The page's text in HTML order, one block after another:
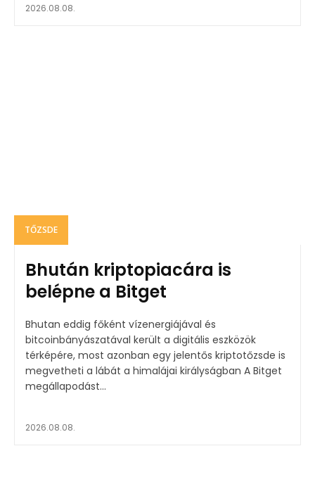
2026.08.08.
TŐZSDE
Bhután kriptopiacára is
belépne a Bitget
Bhutan eddig főként vízenergiájával és
bitcoinbányászatával került a digitális eszközök
térképére, most azonban egy jelentős kriptotőzsde is
megvetheti a lábát a himalájai királyságban A Bitget
megállapodást...
2026.08.08.